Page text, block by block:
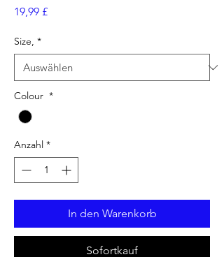
19,99 £Preis
Size, *
Colour *
Anzahl *
In den Warenkorb
Sofortkauf